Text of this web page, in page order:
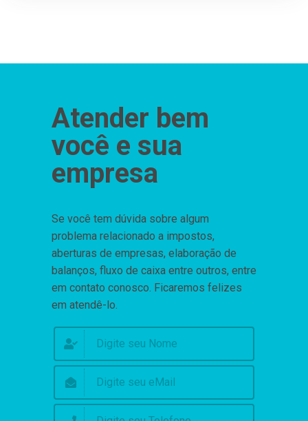
Atender bem
você e sua
empresa
Se você tem dúvida sobre algum
problema relacionado a impostos,
aberturas de empresas, elaboração de
balanços, fluxo de caixa entre outros, entre
em contato conosco. Ficaremos felizes
em atendê-lo.